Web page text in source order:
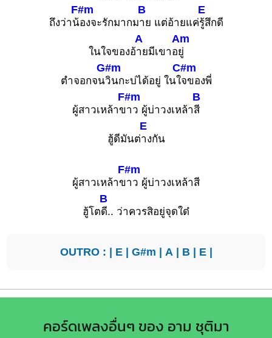
ถึงว่าน้
F#m
องจะรักมากม
B
าย แต่อ้ายแค่
E
รู้สึกดี
ในใจของอ้
A
ายมีเขาอ
Am
ยู่
ตำจอกจน
G#m
วินกะบ่ได้อยู่ ในใ
C#m
จของพี่
ผู้สาวเหล้าข
F#m
าว ผู้บ่าวงเหล้า
B
สี
ฮู้ดีมันต่
E
างกัน
ผู้สาวเหล้าข
F#m
าว ผู้บ่าวงเหล้าสี
ฮู้โต
B
ดี.. ว่าควรสิอยู่จุดใด๋
OUTRO : | E| G#m | A| B| E|
คอร์ดเพลงอื่นๆ ของ อาม ชุติมา